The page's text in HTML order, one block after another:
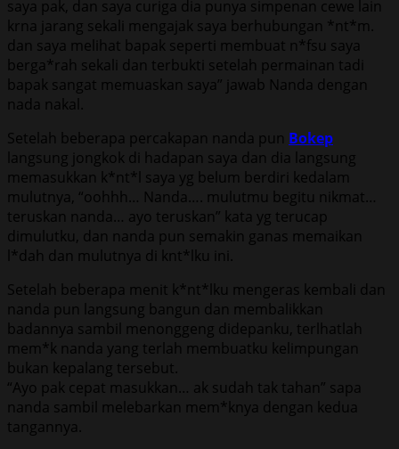
saya pak, dan saya curiga dia punya simpenan cewe lain
krna jarang sekali mengajak saya berhubungan *nt*m.
dan saya melihat bapak seperti membuat n*fsu saya
berga*rah sekali dan terbukti setelah permainan tadi
bapak sangat memuaskan saya” jawab Nanda dengan
nada nakal.
Setelah beberapa percakapan nanda pun Bokep
langsung jongkok di hadapan saya dan dia langsung
memasukkan k*nt*l saya yg belum berdiri kedalam
mulutnya, “oohhh… Nanda…. mulutmu begitu nikmat…
teruskan nanda… ayo teruskan” kata yg terucap
dimulutku, dan nanda pun semakin ganas memaikan
l*dah dan mulutnya di knt*lku ini.
Setelah beberapa menit k*nt*lku mengeras kembali dan
nanda pun langsung bangun dan membalikkan
badannya sambil menonggeng didepanku, terlhatlah
mem*k nanda yang terlah membuatku kelimpungan
bukan kepalang tersebut.
“Ayo pak cepat masukkan… ak sudah tak tahan” sapa
nanda sambil melebarkan mem*knya dengan kedua
tangannya.